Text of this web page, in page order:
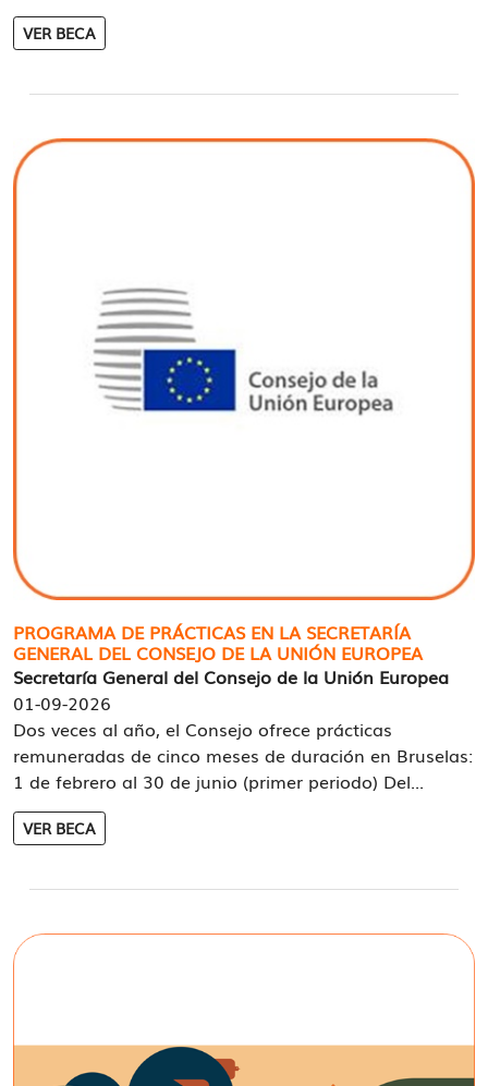
VER BECA
PROGRAMA DE PRÁCTICAS EN LA SECRETARÍA
GENERAL DEL CONSEJO DE LA UNIÓN EUROPEA
Secretaría General del Consejo de la Unión Europea
01-09-2026
Dos veces al año, el Consejo ofrece prácticas
remuneradas de cinco meses de duración en Bruselas:
1 de febrero al 30 de junio (primer periodo) Del...
VER BECA